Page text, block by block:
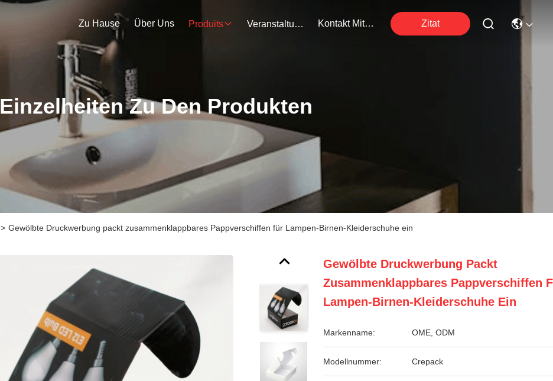
Zu Hause Über Uns Produits Veranstaltungen Kontakt Mit Uns Zitat
Einzelheiten Zu Den Produkten
> Gewölbte Druckwerbung packt zusammenklappbares Pappverschiffen für Lampen-Birnen-Kleiderschuhe ein
Gewölbte Druckwerbung Packt
Zusammenklappbares Pappverschiffen
Lampen-Birnen-Kleiderschuhe Ein
Markenname: OME, ODM
Modellnummer: Crepack